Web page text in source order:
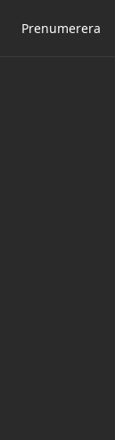
Prenumerera